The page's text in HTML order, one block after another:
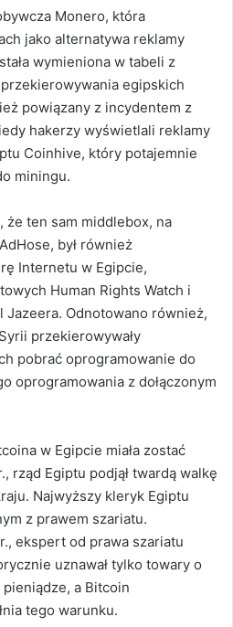
Monero, która
jako alternatywa reklamy
wymieniona w tabeli z
egipskich
powiązany z incydentem z
hakerzy wyświetlali reklamy
Coinhive, który potajemnie
miningu.
że ten sam middlebox, na
był również
Internetu w Egipcie,
Human Rights Watch i
Odnotowano również,
przekierowywały
pobrać oprogramowanie do
oprogramowania z dołączonym
w Egipcie miała zostać
rząd Egiptu podjął twardą walkę
Najwyższy kleryk Egiptu
z prawem szariatu.
ekspert od prawa szariatu
uznawał tylko towary o
a Bitcoin
tego warunku.